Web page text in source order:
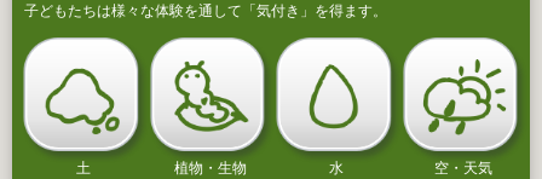
子どもたちは様々な体験を通して「気付き」を得ます。
土 植物・生物 水 空・天気